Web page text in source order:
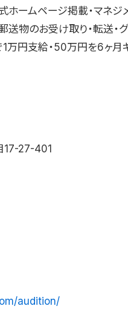
ームページ掲載・マネジメ
送物のお受け取り・転送・
万円支給・50万円を6ヶ月
17-27-401
audition/